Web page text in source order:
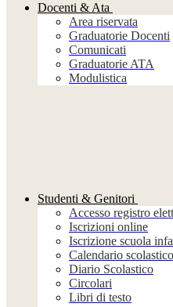
Docenti & Ata
Area riservata
Graduatorie Docenti
Comunicati
Graduatorie ATA
Modulistica
Studenti & Genitori
Accesso registro
Iscrizioni online
Iscrizione scuola
Calendario scolastico
Diario Scolastico
Circolari
Libri di testo